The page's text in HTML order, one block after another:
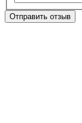
Отправить отзыв